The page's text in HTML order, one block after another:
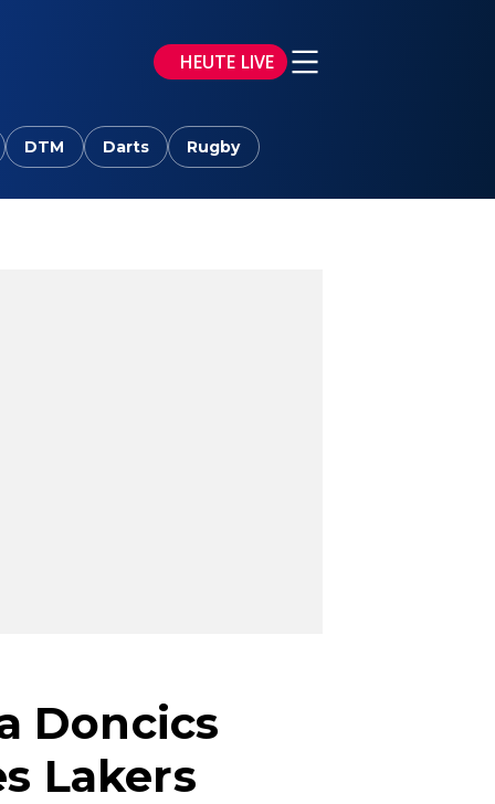
HEUTE LIVE
DTM Darts Rugby
Doncics
Lakers